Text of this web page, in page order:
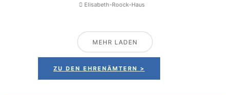
Elisabeth-Roock-Haus
MEHR LADEN
ZU DEN EHRENÄMTERN >